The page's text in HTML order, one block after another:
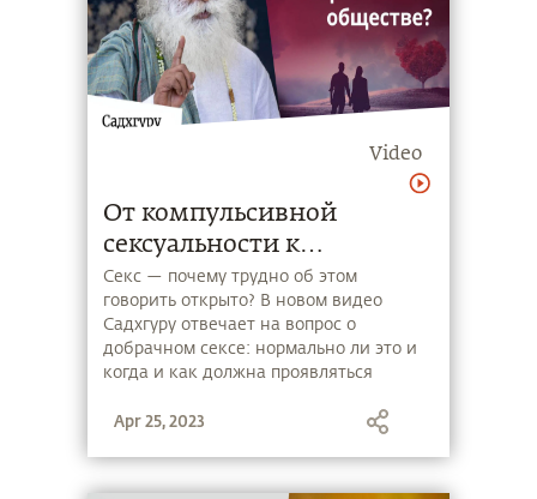
Video
От компульсивной
сексуальности к
осознанным отношениям
Секс — почему трудно об этом
говорить открыто? В новом видео
Садхгуру отвечает на вопрос о
добрачном сексе: нормально ли это и
когда и как должна проявляться
Apr 25, 2023